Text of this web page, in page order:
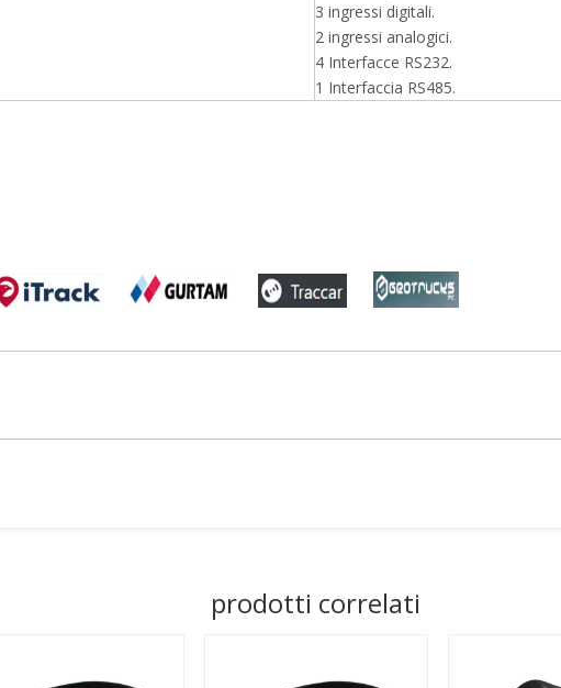
3 ingressi digitali.
2 ingressi analogici.
4 Interfacce RS232.
1 Interfaccia RS485.
prodotti correlati